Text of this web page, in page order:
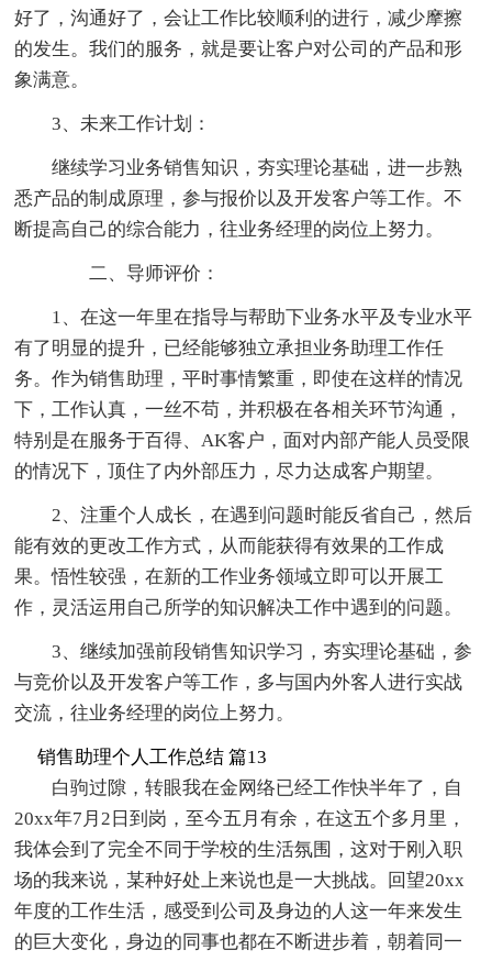
好了，沟通好了，会让工作比较顺利的进行，减少摩擦
的发生。我们的服务，就是要让客户对公司的产品和形
象满意。
3、未来工作计划：
继续学习业务销售知识，夯实理论基础，进一步熟
悉产品的制成原理，参与报价以及开发客户等工作。不
断提高自己的综合能力，往业务经理的岗位上努力。
二、导师评价：
1、在这一年里在指导与帮助下业务水平及专业水平
有了明显的提升，已经能够独立承担业务助理工作任
务。作为销售助理，平时事情繁重，即使在这样的情况
下，工作认真，一丝不苟，并积极在各相关环节沟通，
特别是在服务于百得、AK客户，面对内部产能人员受限
的情况下，顶住了内外部压力，尽力达成客户期望。
2、注重个人成长，在遇到问题时能反省自己，然后
能有效的更改工作方式，从而能获得有效果的工作成
果。悟性较强，在新的工作业务领域立即可以开展工
作，灵活运用自己所学的知识解决工作中遇到的问题。
3、继续加强前段销售知识学习，夯实理论基础，参
与竞价以及开发客户等工作，多与国内外客人进行实战
交流，往业务经理的岗位上努力。
销售助理个人工作总结 篇13
白驹过隙，转眼我在金网络已经工作快半年了，自
20xx年7月2日到岗，至今五月有余，在这五个多月里，
我体会到了完全不同于学校的生活氛围，这对于刚入职
场的我来说，某种好处上来说也是一大挑战。回望20xx
年度的工作生活，感受到公司及身边的人这一年来发生
的巨大变化，身边的同事也都在不断进步着，朝着同一